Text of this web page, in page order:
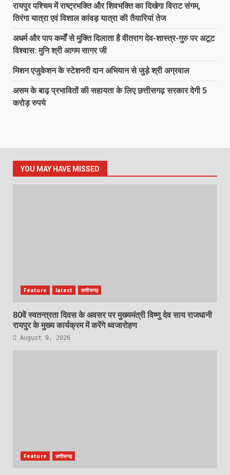
रायपुर पश्चिम में राष्ट्रभक्ति और शिवभक्ति का दिखेगा विराट संगम,
तिरंगा यात्रा एवं विशाल कांवड़ यात्रा की तैयारियां तेज
अधर्म और पाप कर्मों से मुक्ति दिलाता है वीतराग देव-शास्त्र-गुरु पर अटूट
विश्वास: मुनि श्री आगम सागर जी
मिशन एजुकेशन के स्टेशनरी दान अभियान से जुड़े श्री अग्रवाल
असम के बाढ़ प्रभावितों की सहायता के लिए छत्तीसगढ़ सरकार देगी 5
करोड़ रुपये
YOU MAY HAVE MISSED
Feature latest छत्तीसगढ़
80वें स्वतन्त्रता दिवस के अवसर पर मुख्यमंत्री विष्णु देव साय राजधानी
रायपुर के मुख्य कार्यक्रम में करेंगे ध्वजारोहण
August 9, 2026
Feature छत्तीसगढ़